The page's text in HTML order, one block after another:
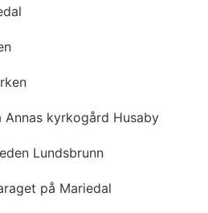
Annas kyrkogård Husaby
Lundsbrunn
på Mariedal